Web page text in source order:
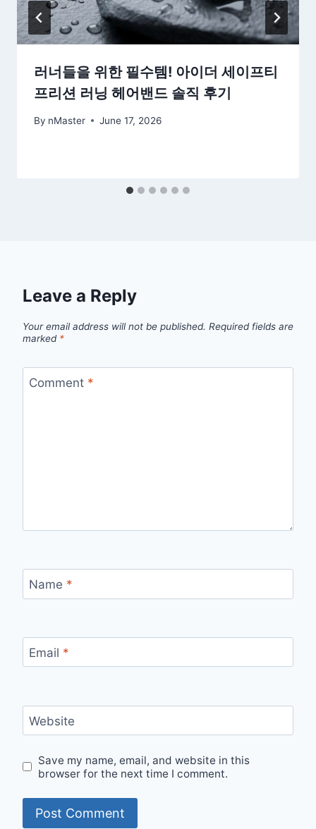
러너들을 위한 필수템! 아이더 세이프티
프리션 러닝 헤어밴드 솔직 후기
By nMaster June 17, 2026
Leave a Reply
Your email address will not be published. Required fields are
marked *
Comment *
Name *
Email *
Website
Save my name, email, and website in this
browser for the next time I comment.